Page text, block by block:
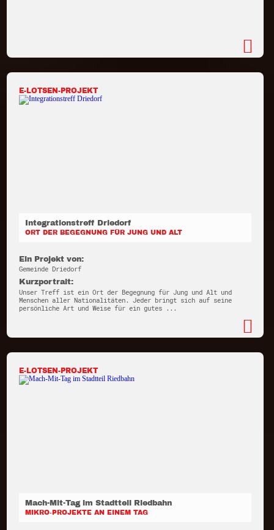
E-LOTSEN-PROJEKT
Integrationstreff Driedorf
ORT DER BEGEGNUNG FÜR JUNG UND ALT
Ein Projekt von:
Gemeinde Driedorf
Kurzportrait:
Unser Treff ist ein Ort der Begegnung für Jung und Alt und
Menschen aller Nationalitäten. Jeder bringt sich auf seine
persönliche Art und Weise für ein gutes ...
E-LOTSEN-PROJEKT
Mach-Mit-Tag im Stadtteil Riedbahn
MIKRO-PROJEKTE AN EINEM TAG